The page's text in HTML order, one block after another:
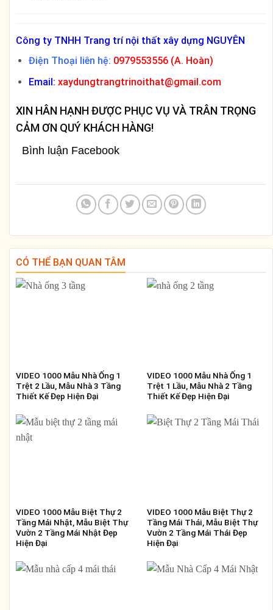
Công ty TNHH Trang trí nội thất xây dựng NGUYÊN
Điện Thoại liên hệ: 0979553556 (A. Hoàn)
Email: xaydungtrangtrinoithat@gmail.com
XIN HÂN HẠNH ĐƯỢC PHỤC VỤ VÀ TRÂN TRỌNG
CẢM ƠN QUÝ KHÁCH HÀNG!
Bình luận Facebook
CÓ THỂ BẠN QUAN TÂM
VIDEO 1000 Mẫu Nhà Ống 1
Trệt 2 Lầu, Mẫu Nhà 3 Tầng
Thiết Kế Đẹp Hiện Đại
VIDEO 1000 Mẫu Nhà Ống 1
Trệt 1 Lầu, Mẫu Nhà 2 Tầng
Thiết Kế Đẹp Hiện Đại
VIDEO 1000 Mẫu Biệt Thự 2
Tầng Mái Nhật, Mẫu Biệt Thự
Vườn 2 Tầng Mái Nhật Đẹp
Hiện Đại
VIDEO 1000 Mẫu Biệt Thự 2
Tầng Mái Thái, Mẫu Biệt Thự
Vườn 2 Tầng Mái Thái Đẹp
Hiện Đại